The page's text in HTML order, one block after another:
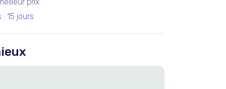
: 15 jours